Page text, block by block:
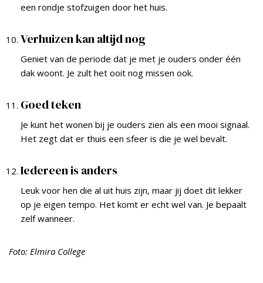
een rondje stofzuigen door het huis.
Verhuizen kan altijd nog
Geniet van de periode dat je met je ouders onder één
dak woont. Je zult het ooit nog missen ook.
Goed teken
Je kunt het wonen bij je ouders zien als een mooi signaal.
Het zegt dat er thuis een sfeer is die je wel bevalt.
Iedereen is anders
Leuk voor hen die al uit huis zijn, maar jij doet dit lekker
op je eigen tempo. Het komt er echt wel van. Je bepaalt
zelf wanneer.
Foto: Elmira College